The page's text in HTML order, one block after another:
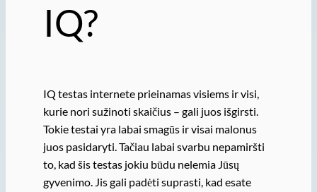
IQ?
IQ testas internete prieinamas visiems ir visi,
kurie nori sužinoti skaičius – gali juos išgirsti.
Tokie testai yra labai smagūs ir visai malonus
juos pasidaryti. Tačiau labai svarbu nepamiršti
to, kad šis testas jokiu būdu nelemia Jūsų
gyvenimo. Jis gali padėti suprasti, kad esate